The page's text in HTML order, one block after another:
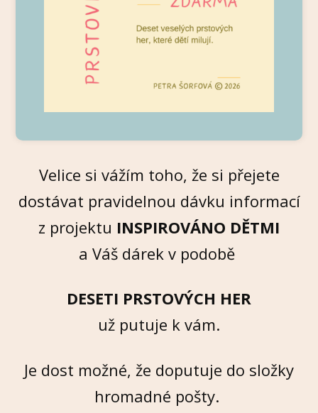
Velice si vážím toho, že si přejete
dostávat pravidelnou dávku informací
z projektu INSPIROVÁNO DĚTMI
a Váš dárek v podobě
DESETI PRSTOVÝCH HER
už putuje k vám.
Je dost možné, že doputuje do složky
hromadné pošty.